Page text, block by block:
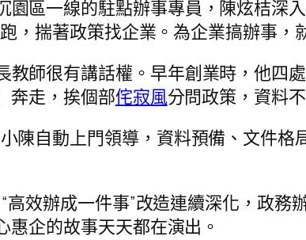
區一線的駐點辦事專員，陳炫桔深
，揣著政策找企業。為企業搞辦事，
師很有講話權。早年創業時，他四
奔走，挨個部侘寂風分問政策，資料
陳自動上門領導，資料預備、文件格
高效辦成一件事”改造連續深化，政務
企的故事天天都在演出。